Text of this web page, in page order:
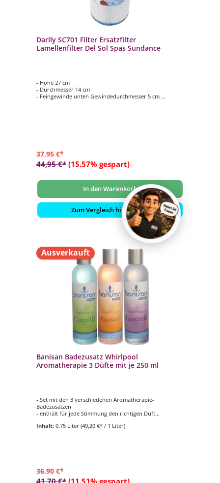
Darlly SC701 Filter Ersatzfilter
Lamellenfilter Del Sol Spas Sundance
- Höhe 27 cm
- Durchmesser 14 cm
- Feingewinde unten Gewindedurchmesser 5 cm
37,95 €*
44,95 €* (15.57% gespart)
In den Warenkorb
Zum Vergleich hinzufügen
Ausverkauft
Banisan Badezusatz Whirlpool
Aromatherapie 3 Düfte mit je 250 ml
- Set mit den 3 verschiedenen Aromatherapie-
Badezusätzen
- enthält für jede Stimmung den richtigen Duft
Sinne entführen
Inhalt: 0.75 Liter (49,20 €* / 1 Liter)
36,90 €*